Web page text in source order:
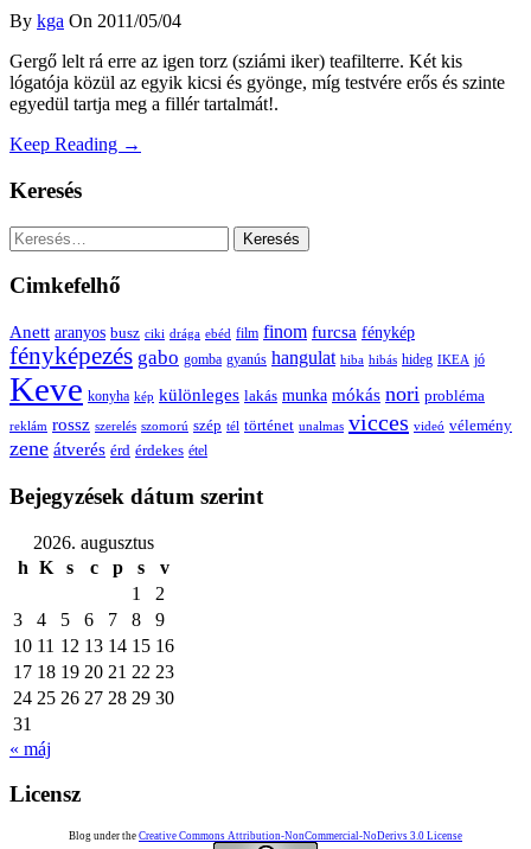
By kga On 2011/05/04
Gergő lelt rá erre az igen torz (sziámi iker) teafilterre. Két kis
lógatója közül az egyik kicsi és gyönge, míg testvére erős és szinte
egyedül tartja meg a fillér tartalmát!.
Keep Reading →
Keresés
Keresés:
Cimkefelhő
Anett aranyos busz ciki drága ebéd film finom furcsa fénykép
fényképezés gabo gomba gyanús hangulat hiba hibás hideg IKEA jó
Keve konyha kép különleges lakás munka mókás nori probléma
reklám rossz szerelés szomorú szép tél történet unalmas vicces videó vélemény
zene átverés érd érdekes étel
Bejegyzések dátum szerint
2026. augusztus
h K s c p s
v
1
2
3
4 5 6 7 8
9
10 11 12 13 14 15 16
17 18 19 20 21 22 23
24 25 26 27 28 29 30
31
« máj
Licensz
Blog under the Creative Commons Attribution-NonCommercial-NoDerivs 3.0 License